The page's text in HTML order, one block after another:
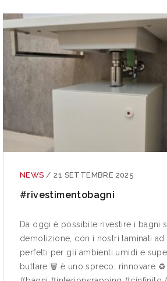
NEWS / 21 SETTEMBRE 2025
#rivestimentobagni
Da oggi è possibile rivestire i bagni
demolizione, con i nostri laminati ad
perfetti per gli ambienti umidi e
buttare 🗑 è uno spreco, rinnovare ♻